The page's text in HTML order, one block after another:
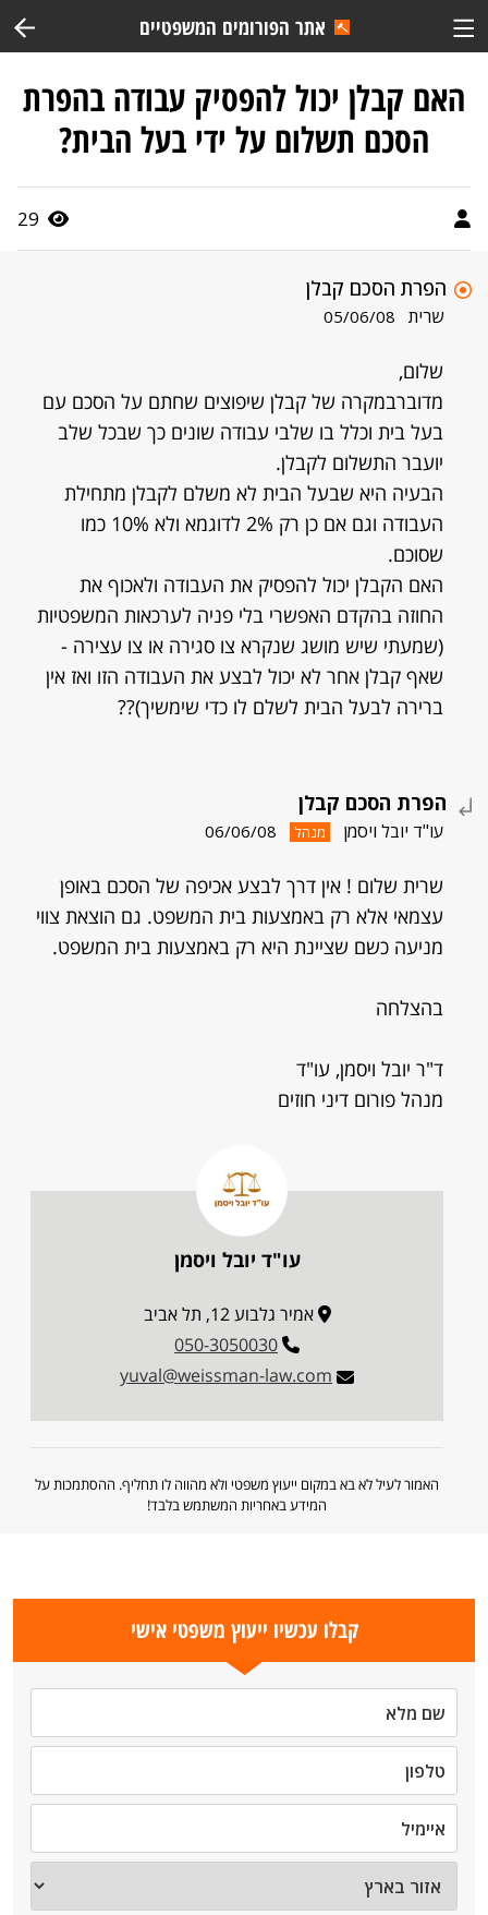
אתר הפורומים המשפטיים
האם קבלן יכול להפסיק עבודה בהפרת
הסכם תשלום על ידי בעל הבית?
29
הפרת הסכם קבלן
שרית 05/06/08
שלום,
מדוברבמקרה של קבלן שיפוצים שחתם על הסכם עם
בעל בית וכלל בו שלבי עבודה שונים כך שבכל שלב
יועבר התשלום לקבלן.
הבעיה היא שבעל הבית לא משלם לקבלן מתחילת
העבודה וגם אם כן רק 2% לדוגמא ולא 10% כמו
שסוכם.
האם הקבלן יכול להפסיק את העבודה ולאכוף את
החוזה בהקדם האפשרי בלי פניה לערכאות המשפטיות
(שמעתי שיש מושג שנקרא צו סגירה או צו עצירה -
שאף קבלן אחר לא יכול לבצע את העבודה הזו ואז אין
ברירה לבעל הבית לשלם לו כדי שימשיך)??
הפרת הסכם קבלן
עו"ד יובל ויסמן מנהל 06/06/08
שרית שלום ! אין דרך לבצע אכיפה של הסכם באופן
עצמאי אלא רק באמצעות בית המשפט. גם הוצאת צווי
מניעה כשם שציינת היא רק באמצעות בית המשפט.
בהצלחה
ד"ר יובל ויסמן, עו"ד
מנהל פורום דיני חוזים
עו"ד יובל ויסמן
אמיר גלבוע 12, תל אביב
050-3050030
yuval@weissman-law.com
האמור לעיל לא בא במקום ייעוץ משפטי ולא מהווה לו תחליף. ההסתמכות על
המידע באחריות המשתמש בלבד!
קבלו עכשיו ייעוץ משפטי אישי